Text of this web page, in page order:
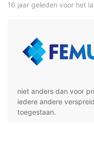
16 jaar geleden voor het
niet anders dan voor
iedere andere
toegestaan.